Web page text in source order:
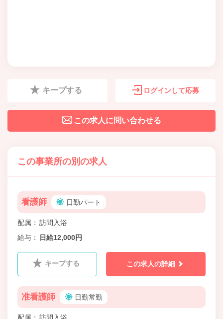
キープする ログインして応募
この求人に問い合わせる
この事業所の別の求人
看護師 日勤パート
配属
訪問入浴
給与
日給12,000円
キープする この求人の詳細
准看護師 日勤常勤